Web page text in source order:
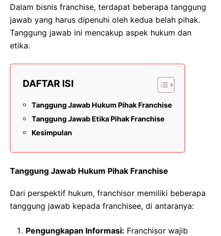
Dalam bisnis franchise, terdapat beberapa tanggung
jawab yang harus dipenuhi oleh kedua belah pihak.
Tanggung jawab ini mencakup aspek hukum dan
etika.
DAFTAR ISI
Tanggung Jawab Hukum Pihak Franchise
Tanggung Jawab Etika Pihak Franchise
Kesimpulan
Tanggung Jawab Hukum Pihak Franchise
Dari perspektif hukum, franchisor memiliki beberapa
tanggung jawab kepada franchisee, di antaranya:
Pengungkapan Informasi: Franchisor wajib